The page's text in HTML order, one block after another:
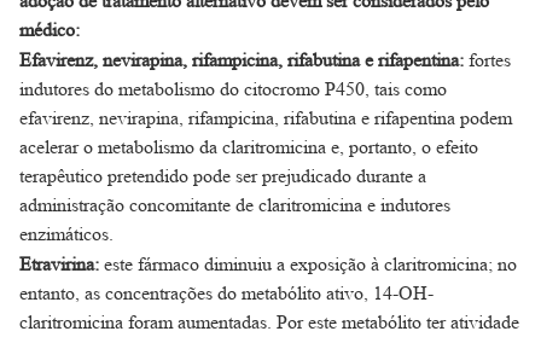
médico:
Efavirenz, nevirapina, rifampicina, rifabutina e rifapentina: fortes
indutores do metabolismo do citocromo P450, tais como
efavirenz, nevirapina, rifampicina, rifabutina e rifapentina podem
acelerar o metabolismo da claritromicina e, portanto, o efeito
terapêutico pretendido pode ser prejudicado durante a
administração concomitante de claritromicina e indutores
enzimáticos.
Etravirina: este fármaco diminuiu a exposição à claritromicina; no
entanto, as concentrações do metabólito ativo, 14-OH-
claritromicina foram aumentadas. Por este metabólito ter atividade